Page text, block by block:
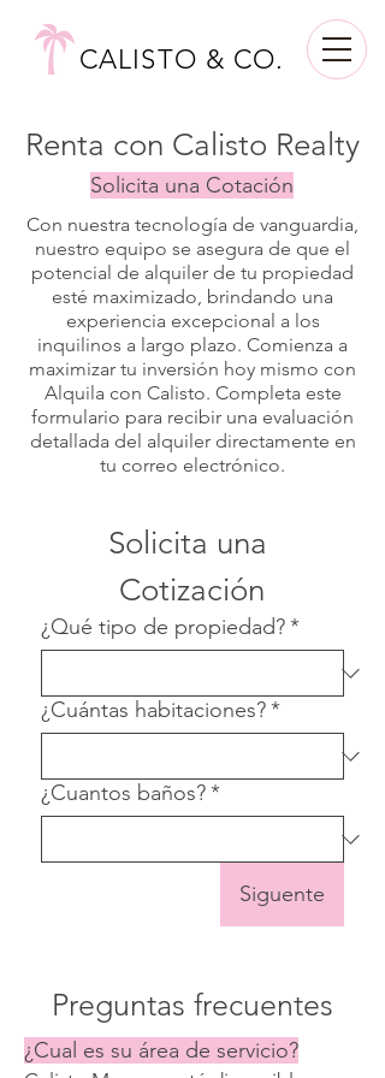
CALISTO & CO.
Renta con Calisto Realty
Solicita una Cotación
Con nuestra tecnología de vanguardia,
nuestro equipo se asegura de que el
potencial de alquiler de tu propiedad
esté maximizado, brindando una
experiencia excepcional a los
inquilinos a largo plazo. Comienza a
maximizar tu inversión hoy mismo con
Alquila con Calisto. Completa este
formulario para recibir una evaluación
detallada del alquiler directamente en
tu correo electrónico.
Solicita una
Cotización
¿Qué tipo de propiedad?*
¿Cuántas habitaciones?*
¿Cuantos baños?*
Siguente
Preguntas frecuentes
¿Cual es su área de servicio?